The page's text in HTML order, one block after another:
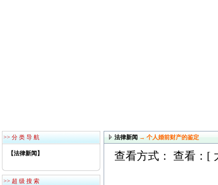
>> 分 类 导 航
【法律新闻】
>> 超 级 搜 索
法律新闻 → 个人婚前财产的鉴定
查看方式： 查看：[